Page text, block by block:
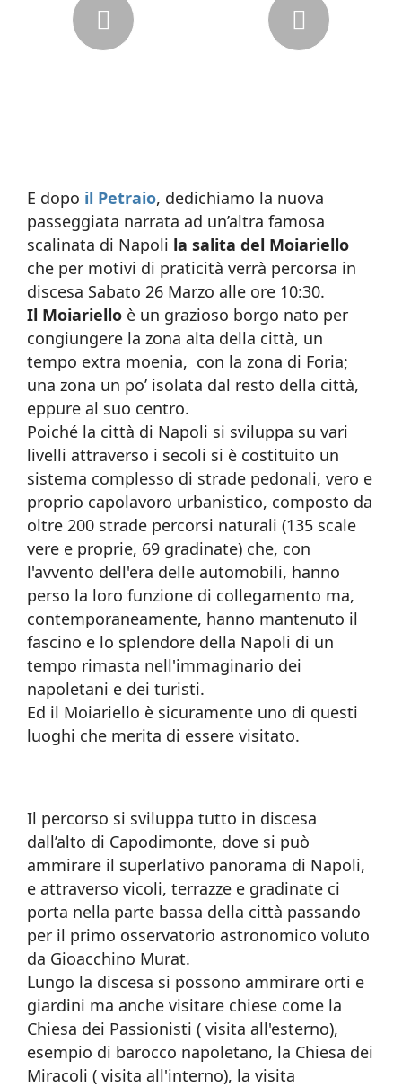
E dopo il Petraio, dedichiamo la nuova
passeggiata narrata ad un’altra famosa
scalinata di Napoli la salita del Moiariello
che per motivi di praticità verrà percorsa in
discesa Sabato 26 Marzo alle ore 10:30.
Il Moiariello è un grazioso borgo nato per
congiungere la zona alta della città, un
tempo extra moenia, con la zona di Foria;
una zona un po’ isolata dal resto della città,
eppure al suo centro.
Poiché la città di Napoli si sviluppa su vari
livelli attraverso i secoli si è costituito un
sistema complesso di strade pedonali, vero e
proprio capolavoro urbanistico, composto da
oltre 200 strade percorsi naturali (135 scale
vere e proprie, 69 gradinate) che, con
l'avvento dell'era delle automobili, hanno
perso la loro funzione di collegamento ma,
contemporaneamente, hanno mantenuto il
fascino e lo splendore della Napoli di un
tempo rimasta nell'immaginario dei
napoletani e dei turisti.
Ed il Moiariello è sicuramente uno di questi
luoghi che merita di essere visitato.
Il percorso si sviluppa tutto in discesa
dall’alto di Capodimonte, dove si può
ammirare il superlativo panorama di Napoli,
e attraverso vicoli, terrazze e gradinate ci
porta nella parte bassa della città passando
per il primo osservatorio astronomico voluto
da Gioacchino Murat.
Lungo la discesa si possono ammirare orti e
giardini ma anche visitare chiese come la
Chiesa dei Passionisti ( visita all'esterno),
esempio di barocco napoletano, la Chiesa dei
Miracoli ( visita all'interno), la visita